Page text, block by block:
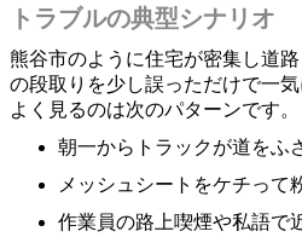
トラブルの典型シナリオ
熊谷市のように住宅が密集し道
の段取りを少し誤っただけで一
よく見るのは次のパターンです。
朝一からトラックが道をふ
メッシュシートをケチって
作業員の路上喫煙や私語で